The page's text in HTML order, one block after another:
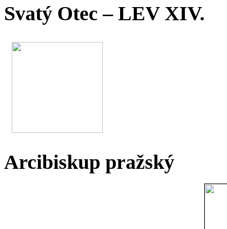
Svatý Otec – LEV XIV.
Arcibiskup pražský